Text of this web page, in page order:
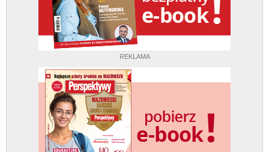
REKLAMA